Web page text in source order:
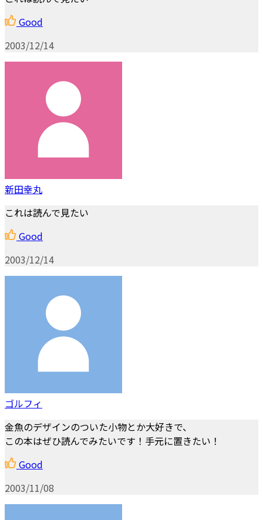
Good
2003/12/14
新田幸丸
これは読んで見たい
Good
2003/12/14
ゴルフィ
金魚のデザインのついた小物とか大好きで、
この本はぜひ読んでみたいです！手元に置きたい！
Good
2003/11/08